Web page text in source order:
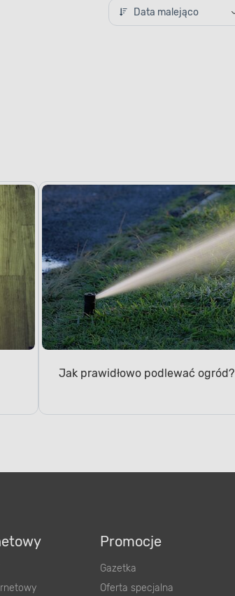
Data malejąco
Jak prawidłowo podlewać ogród?
Promocje
Gazetka
Oferta specjalna